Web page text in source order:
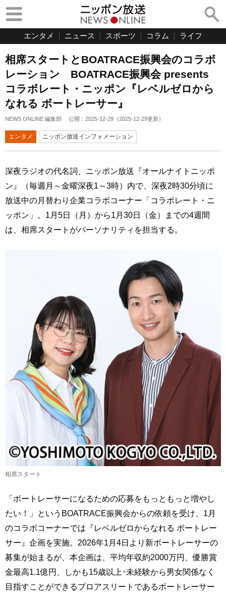
エンタメ ニュース スポーツ コラム ライフ
相席スタートとBOATRACE振興会のコラボ
レーション BOATRACE振興会 presents
コラボレート・ニッポン『レベルゼロから
なれる ボートレーサー』
NEWS ONLINE 編集部 公開： 2025-12-29 （2025-12-29更新）
エンタメ ニッポン放送インフォメーション
深夜ラジオの代名詞、ニッポン放送『オールナイトニッポ
ン』（毎週月～金曜深夜1～3時）内で、深夜2時30分頃に
放送中の月替わり企業コラボコーナー「コラボレート・ニ
ッポン」。1月5日（月）から1月30日（金）までの4週間
は、相席スタートがパーソナリティを担当する。
相席スタート
「ボートレーサーになるための応募をもっともっと増やし
たい！」というBOATRACE振興会からの依頼を受け、1月
のコラボコーナーでは『レベルゼロからなれる ボートレー
サー』企画を実施。2026年1月4日より新ボートレーサーの
募集が始まるが、本企画は、平均年収約2000万円、優勝賞
金最高1.1億円、しかも15歳以上･未経験から男女関係なく
目指すことができるプロアスリートであるボートレーサー